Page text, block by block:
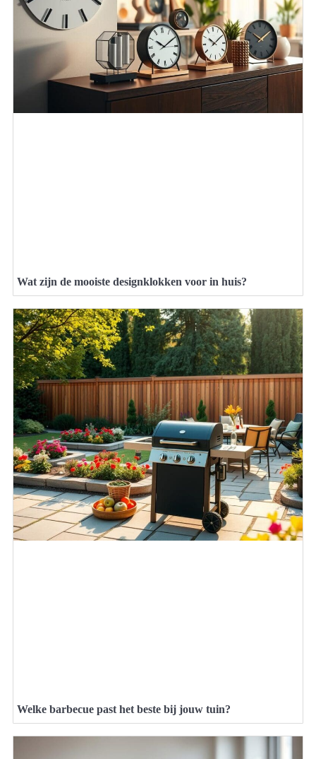
Wat zijn de mooiste designklokken voor in huis?
Welke barbecue past het beste bij jouw tuin?